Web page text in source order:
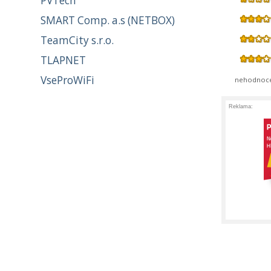
SMART Comp. a.s (NETBOX)
TeamCity s.r.o.
TLAPNET
VseProWiFi
Reklama: